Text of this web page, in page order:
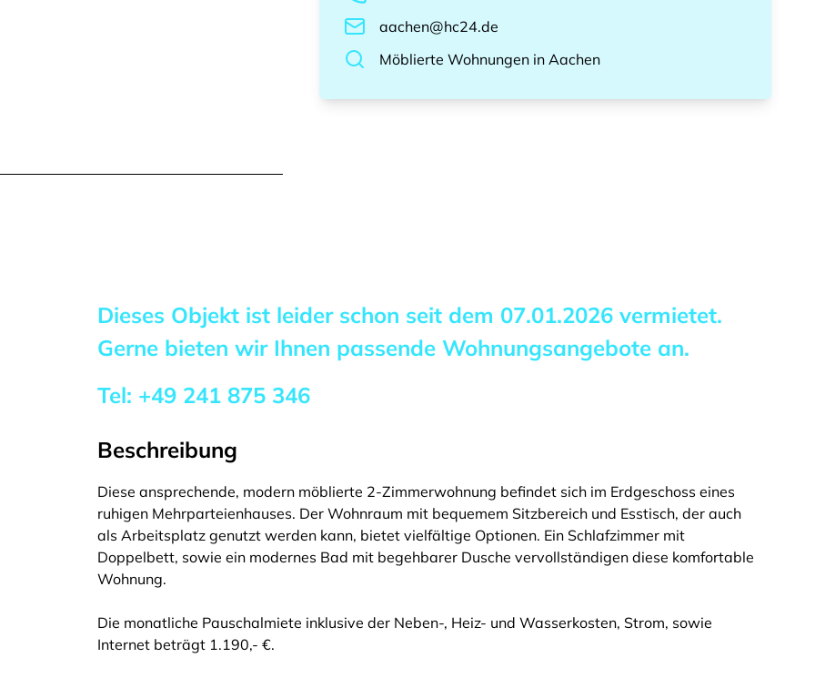
aachen@hc24.de
Möblierte Wohnungen inAachen
Dieses Objekt ist leider schon seit dem 07.01.2026vermietet.
Gerne bieten wir Ihnen passende Wohnungsangebote an.
Tel: +49 241 875 346
Beschreibung
Diese ansprechende, modern möblierte 2-Zimmerwohnung befindet sich im Erdgeschoss eines
ruhigen Mehrparteienhauses. Der Wohnraum mit bequemem Sitzbereich und Esstisch, der auch
als Arbeitsplatz genutzt werden kann, bietet vielfältige Optionen. Ein Schlafzimmer mit
Doppelbett, sowie ein modernes Bad mit begehbarer Dusche vervollständigen diese komfortable
Wohnung.
Die monatliche Pauschalmiete inklusive der Neben-, Heiz- und Wasserkosten, Strom, sowie
Internet beträgt 1.190,- €.